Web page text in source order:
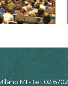
MI - tel. 02